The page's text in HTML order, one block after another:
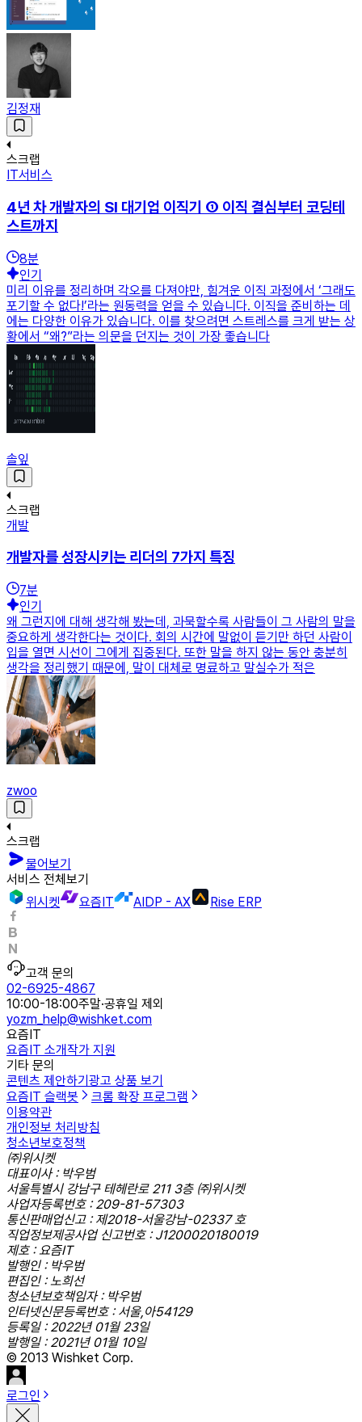
김정재
스크랩
IT서비스
4년 차 개발자의 SI 대기업 이직기 ① 이직 결심부터 코딩테
스트까지
8분
인기
미리 이유를 정리하며 각오를 다져야만, 힘겨운 이직 과정에서 ‘그래도
포기할 수 없다!’라는 원동력을 얻을 수 있습니다. 이직을 준비하는 데
에는 다양한 이유가 있습니다. 이를 찾으려면 스트레스를 크게 받는 상
황에서 “왜?”라는 의문을 던지는 것이 가장 좋습니다
솔잎
스크랩
개발
개발자를 성장시키는 리더의 7가지 특징
7분
인기
왜 그런지에 대해 생각해 봤는데, 과묵할수록 사람들이 그 사람의 말을
중요하게 생각한다는 것이다. 회의 시간에 말없이 듣기만 하던 사람이
입을 열면 시선이 그에게 집중된다. 또한 말을 하지 않는 동안 충분히
생각을 정리했기 때문에, 말이 대체로 명료하고 말실수가 적은
zwoo
스크랩
물어보기
서비스 전체보기
위시켓
요즘IT AIDP - AX Rise ERP
고객 문의
02-6925-4867
10:00-18:00주말·공휴일 제외
yozm_help@wishket.com
요즘IT
요즘IT 소개작가 지원
기타 문의
콘텐츠 제안하기 광고 상품 보기
요즘IT 슬랙봇
크롬 확장 프로그램
이용약관
개인정보 처리방침
청소년보호정책
㈜위시켓
대표이사 : 박우범
서울특별시 강남구 테헤란로 211 3층 ㈜위시켓
사업자등록번호 : 209-81-57303
통신판매업신고 : 제2018-서울강남-02337 호
직업정보제공사업 신고번호 : J1200020180019
제호 : 요즘IT
발행인 : 박우범
편집인 : 노희선
청소년보호책임자 : 박우범
인터넷신문등록번호 : 서울,아54129
등록일 : 2022년 01월 23일
발행일 : 2021년 01월 10일
© 2013 Wishket Corp.
로그인